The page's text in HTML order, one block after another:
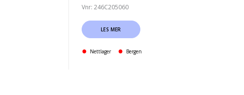
Vnr: 246C205060
LES MER
Nettlager Bergen